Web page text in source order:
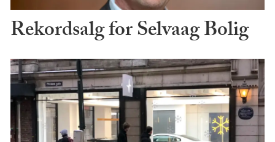
Rekordsalg for Selvaag Bolig